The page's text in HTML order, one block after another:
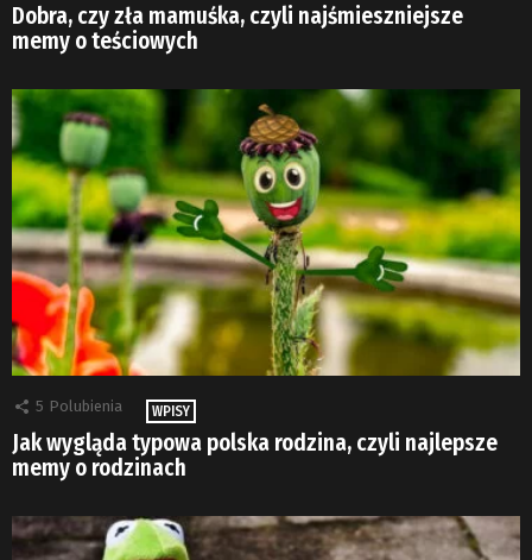
Dobra, czy zła mamuśka, czyli najśmieszniejsze
memy o teściowych
5 Polubienia WPISY
Jak wygląda typowa polska rodzina, czyli najlepsze
memy o rodzinach